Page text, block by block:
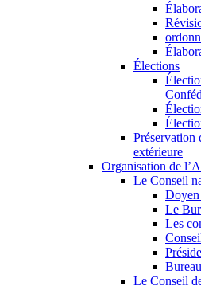
Élections
Préservation
extérieure
Organisation de
Le Conseil
Le
Les
Le Conseil